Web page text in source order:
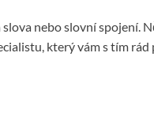
nebo slovní spojení.
který vám s tím rád